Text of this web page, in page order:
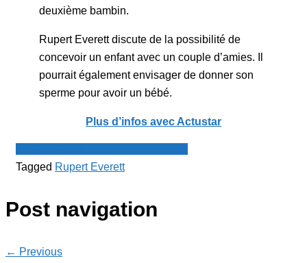
deuxième bambin.
Rupert Everett discute de la possibilité de
concevoir un enfant avec un couple d’amies. Il
pourrait également envisager de donner son
sperme pour avoir un bébé.
Plus d’infos avec Actustar
Tagged Rupert Everett
Post navigation
← Previous